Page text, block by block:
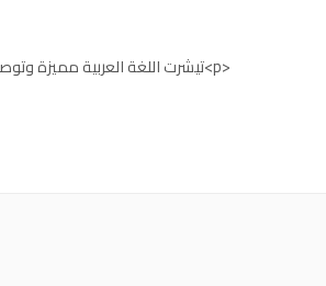
<p>تيشرت اللغة العربية مميزة وتوصل رسالة حب وفخر بلغتنا الجميلة</p>